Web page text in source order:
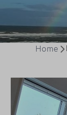
Home